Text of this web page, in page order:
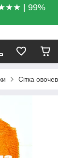
| 99%
Сітка